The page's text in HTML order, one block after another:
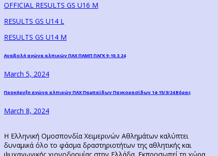
OFFICIAL RESULTS GS U16 M
RESULTS GS U14 L
RESULTS GS U14 M
Post
navigation
Previous
Αναβολή αγώνα αλπικών ΠΑΧ ΠΑΜΠ ΠΑΓΚ 9-10.3.24
March 5, 2024
Next
Προκήρυξη αγώνα αλπικών ΠΑΧ Παμπαίδων Παγκορασίδων 14-15/3/24 Βόρας
March 8, 2024
Η Ελληνική Ομοσπονδία Χειμερινών Αθλημάτων καλύπτει
δυναμικά όλο το φάσμα δραστηριοτήτων της αθλητικής και